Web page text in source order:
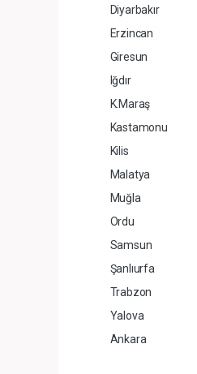
Diyarbakır
Erzincan
Giresun
Iğdır
K.Maraş
Kastamonu
Kilis
Malatya
Muğla
Ordu
Samsun
Şanlıurfa
Trabzon
Yalova
Ankara